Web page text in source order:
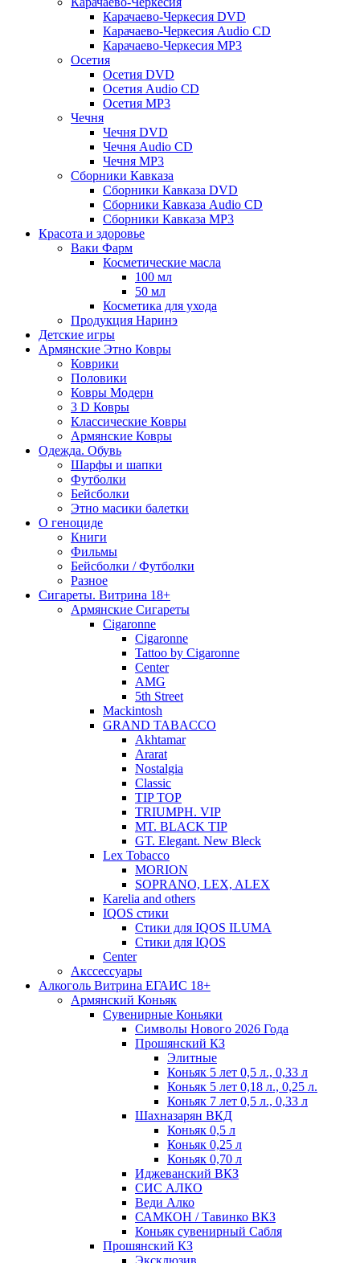
Карачаево-Черкесия DVD
Карачаево-Черкесия Audio CD
Карачаево-Черкесия MP3
Осетия
Осетия DVD
Осетия Audio CD
Осетия MP3
Чечня
Чечня DVD
Чечня Audio CD
Чечня MP3
Сборники Кавказа
Сборники Кавказа DVD
Сборники Кавказа Audio CD
Сборники Кавказа MP3
Красота и здоровье
Ваки Фарм
Косметические масла
100 мл
50 мл
Косметика для ухода
Продукция Наринэ
Детские игры
Армянские Этно Ковры
Коврики
Половики
Ковры Модерн
3 D Ковры
Классические Ковры
Армянские Ковры
Одежда. Обувь
Шарфы и шапки
Футболки
Бейсболки
Этно масики балетки
О геноциде
Книги
Фильмы
Бейсболки / Футболки
Разное
Сигареты. Витрина 18+
Армянские Сигареты
Cigaronne
Cigaronne
Tattoo by Cigaronne
Center
AMG
5th Street
Mackintosh
GRAND TABACCO
Akhtamar
Ararat
Nostalgia
Classic
TIP TOP
TRIUMPH. VIP
MT. BLACK TIP
GT. Elegant. New Bleck
Lex Tobacco
MORION
SOPRANO, LEX, ALEX
Karelia and others
IQOS стики
Стики для IQOS ILUMA
Стики для IQOS
Сenter
Акссессуары
Алкоголь Витрина ЕГАИС 18+
Армянский Коньяк
Сувенирные Коньяки
Символы Нового 2026 Года
Прошянский КЗ
Элитные
Коньяк 5 лет 0,5 л., 0,33 л
Коньяк 5 лет 0,18 л., 0,25 л.
Коньяк 7 лет 0,5 л., 0,33 л
Шахназарян ВКД
Коньяк 0,5 л
Коньяк 0,25 л
Коньяк 0,70 л
Иджеванский ВКЗ
СИС АЛКО
Веди Алко
САМКОН / Тавинко ВКЗ
Коньяк сувенирный Сабля
Прошянский КЗ
Эксклюзив